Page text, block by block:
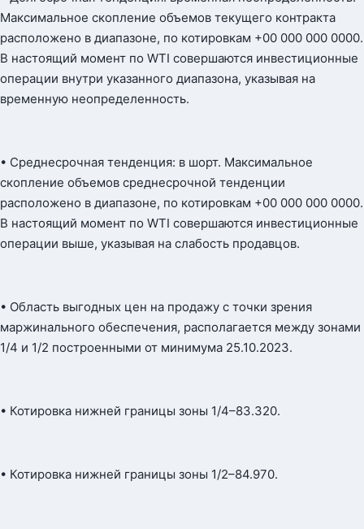
Максимальное скопление объемов текущего контракта
расположено в диапазоне, по котировкам +00 000 000 0000.
В настоящий момент по WTI совершаются инвестиционные
операции внутри указанного диапазона, указывая на
временную неопределенность.
• Среднесрочная тенденция: в шорт. Максимальное
скопление объемов среднесрочной тенденции
расположено в диапазоне, по котировкам +00 000 000 0000.
В настоящий момент по WTI совершаются инвестиционные
операции выше, указывая на слабость продавцов.
• Область выгодных цен на продажу с точки зрения
маржинального обеспечения, располагается между зонами
1/4 и 1/2 построенными от минимума 25.10.2023.
• Котировка нижней границы зоны 1/4–83.320.
• Котировка нижней границы зоны 1/2–84.970.